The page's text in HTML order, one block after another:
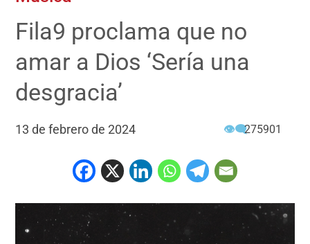
Fila9 proclama que no
amar a Dios ‘Sería una
desgracia’
13 de febrero de 2024 👁‍🗨275901